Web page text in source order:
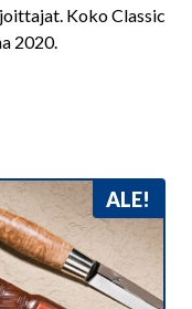
Koko Classic
2020.
ALE!